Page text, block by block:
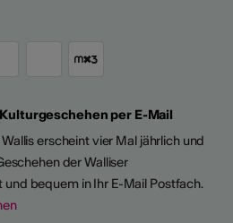
per E-Mail
erscheint vier Mal jährlich und
der Walliser
bequem in Ihr E-Mail Postfach.